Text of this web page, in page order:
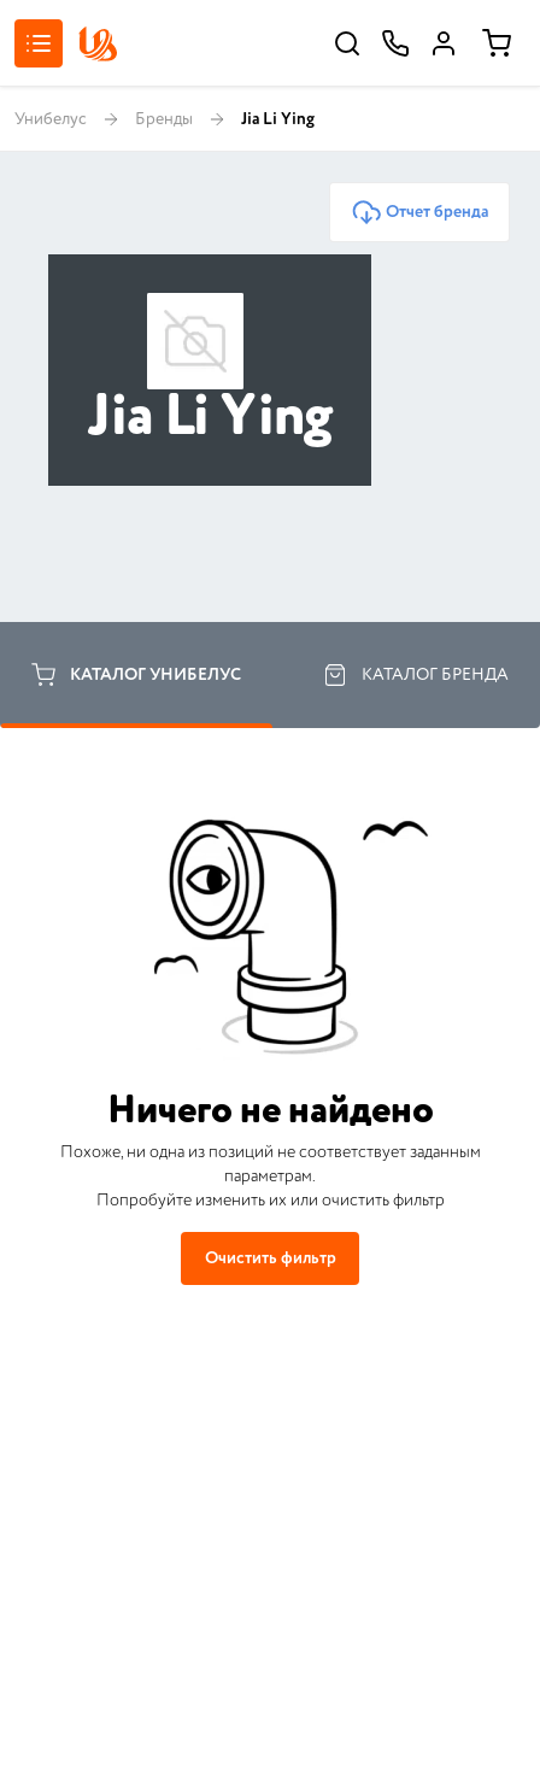
Унибелус Бренды Jia Li Ying
Отчет бренда
Jia Li Ying
КАТАЛОГ УНИБЕЛУС КАТАЛОГ БРЕНДА
Ничего не найдено
Похоже, ни одна из позиций не соответствует заданным
параметрам.
Попробуйте изменить их или очистить фильтр
Очистить фильтр